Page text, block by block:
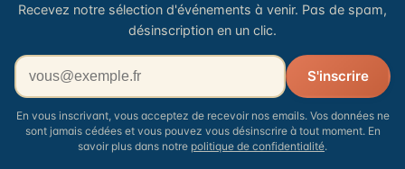
Recevez notre sélection d'événements à venir. Pas de spam,
désinscription en un clic.
Votre adresse email
S'inscrire
En vous inscrivant, vous acceptez de recevoir nos emails. Vos données ne
sont jamais cédées et vous pouvez vous désinscrire à tout moment. En
savoir plus dans notre politique de confidentialité.